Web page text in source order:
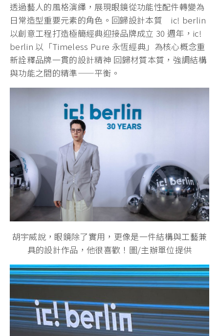
透過藝人的風格演繹，展現眼鏡從功能性配件轉變為
日常造型重要元素的角色。回歸設計本質 ic! berlin
以創意工程打造極簡經典迎接品牌成立 30 週年，ic!
berlin 以「Timeless Pure 永恆經典」為核心概念重
新詮釋品牌一貫的設計精神 回歸材質本質，強調結構
與功能之間的精準——平衡。
胡宇威說，眼鏡除了實用，更像是一件結構與工藝兼
具的設計作品，他很喜歡！圖/主辦單位提供